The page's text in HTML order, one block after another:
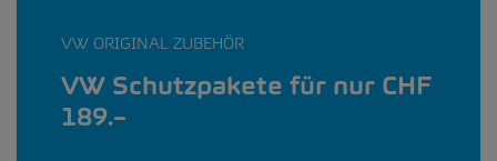
VW ORIGINAL ZUBEHÖR
VW Schutzpakete für nur CHF
189.–